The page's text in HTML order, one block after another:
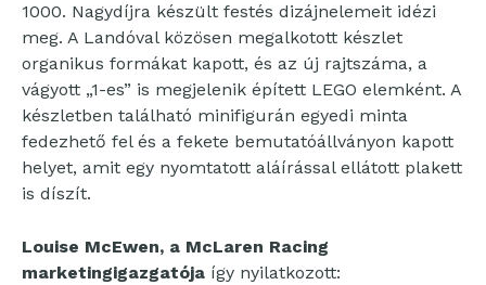
1000. Nagydíjra készült festés dizájnelemeit idézi
meg. A Landóval közösen megalkotott készlet
organikus formákat kapott, és az új rajtszáma, a
vágyott „1-es” is megjelenik épített LEGO elemként. A
készletben található minifigurán egyedi minta
fedezhető fel és a fekete bemutatóállványon kapott
helyet, amit egy nyomtatott aláírással ellátott plakett
is díszít.
Louise McEwen, a McLaren Racing
marketingigazgatója így nyilatkozott: